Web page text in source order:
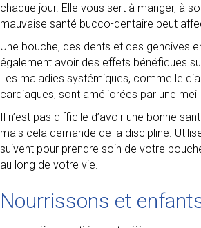
chaque jour. Elle vous sert à manger, à
mauvaise santé bucco-dentaire peut
Une bouche, des dents et des gencives
également avoir des effets bénéfiques
Les maladies systémiques, comme le
cardiaques, sont améliorées par une
Il n’est pas difficile d’avoir une bonne
mais cela demande de la discipline.
suivent pour prendre soin de votre
au long de votre vie.
Nourrissons et